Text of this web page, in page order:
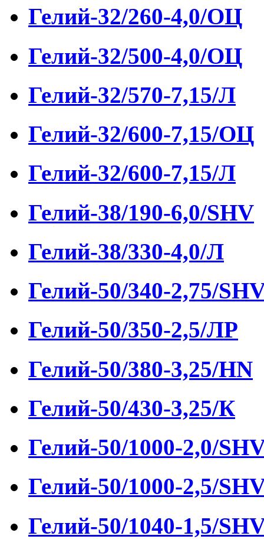
Гелий-32/260-4,0/ОЦ
Гелий-32/500-4,0/ОЦ
Гелий-32/570-7,15/Л
Гелий-32/600-7,15/ОЦ
Гелий-32/600-7,15/Л
Гелий-38/190-6,0/SHV
Гелий-38/330-4,0/Л
Гелий-50/340-2,75/
Гелий-50/350-2,5/ЛР
Гелий-50/380-3,25/HN
Гелий-50/430-3,25/К
Гелий-50/1000-2,0/
Гелий-50/1000-2,5/
Гелий-50/1040-1,5/